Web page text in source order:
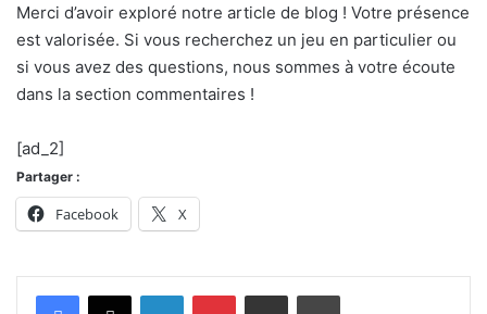
Merci d’avoir exploré notre article de blog ! Votre présence
est valorisée. Si vous recherchez un jeu en particulier ou
si vous avez des questions, nous sommes à votre écoute
dans la section commentaires !
[ad_2]
Partager :
Facebook X
LinkedinPinterestPartager par email Imprimer